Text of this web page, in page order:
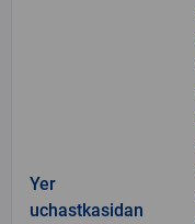
Yer
uchastkasidan